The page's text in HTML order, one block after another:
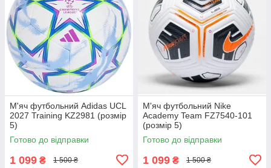
М'яч футбольний Adidas UCL
2027 Training KZ2981 (розмір
5)
Готово до відправки
1 099 ₴ 1 500 ₴
М'яч футбольний Nike
Academy Team FZ7540-101
(розмір 5)
Готово до відправки
1 099 ₴ 1 500 ₴